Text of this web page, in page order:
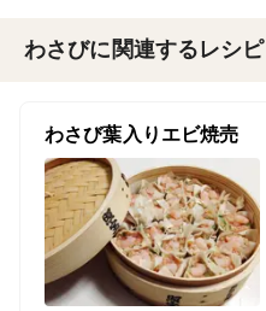
わさびに関連するレシピ
わさび葉入りエビ焼売